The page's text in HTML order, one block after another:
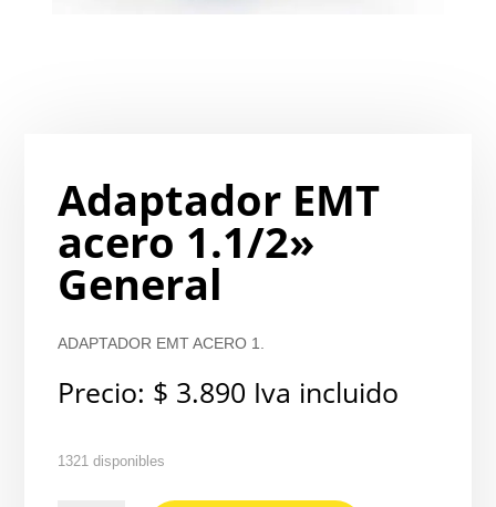
Adaptador EMT
acero 1.1/2»
General
ADAPTADOR EMT ACERO 1.
Precio: $ 3.890 Iva incluido
1321 disponibles